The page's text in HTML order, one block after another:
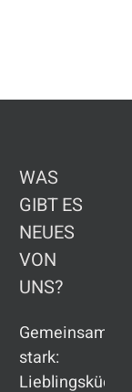
WAS
GIBT ES
NEUES
VON
UNS?
Gemeinsam
stark: